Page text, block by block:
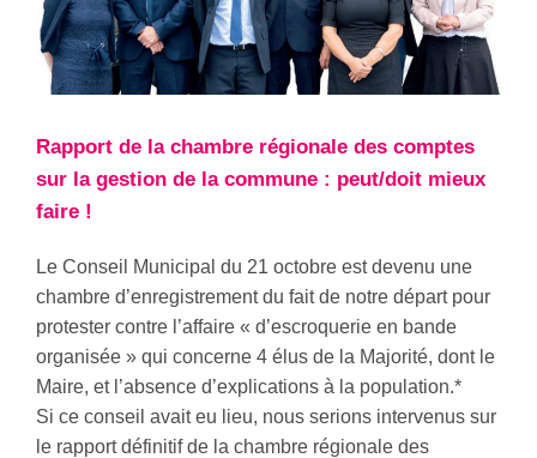
Rapport de la chambre régionale des comptes
sur la gestion de la commune : peut/doit mieux
faire !
Le Conseil Municipal du 21 octobre est devenu une
chambre d’enregistrement du fait de notre départ pour
protester contre l’affaire « d’escroquerie en bande
organisée » qui concerne 4 élus de la Majorité, dont le
Maire, et l’absence d’explications à la population.*
Si ce conseil avait eu lieu, nous serions intervenus sur
le rapport définitif de la chambre régionale des